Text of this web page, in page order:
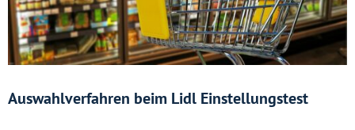
Auswahlverfahren beim Lidl Einstellungstest